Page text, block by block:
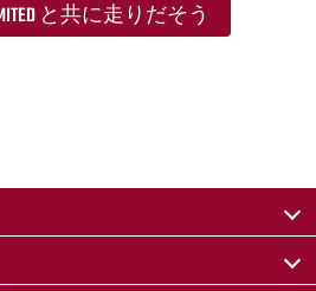
と共に走りだそう